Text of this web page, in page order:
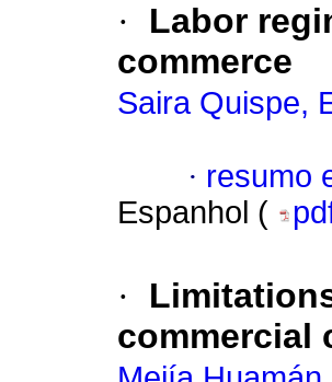
·
Labor
commerce
Saira Quispe,
· resumo
Espanhol (
·
commercial